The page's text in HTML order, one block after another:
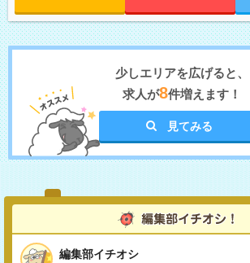
少しエリアを広げると、
求人が8件増えます！
見てみる
編集部イチオシ